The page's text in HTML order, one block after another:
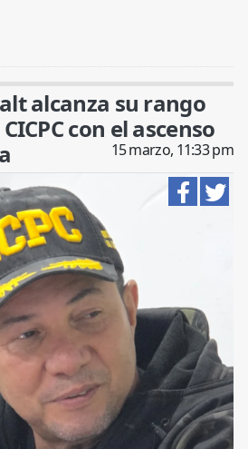
alcanza su rango
con el ascenso
15 marzo, 11:33 pm